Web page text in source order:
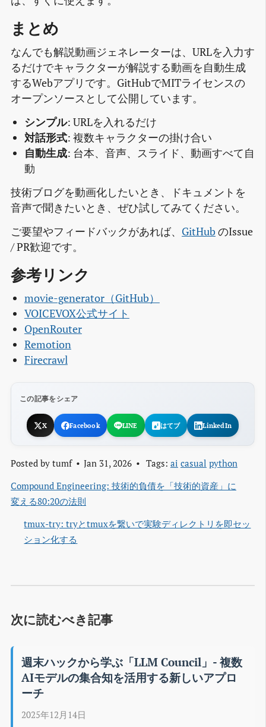
まとめ
なんでも解説動画ジェネレーターは、URLを入力す
るだけでキャラクターが解説する動画を自動生成
するWebアプリです。GitHubでMITライセンスの
オープンソースとして公開しています。
シンプル: URLを入れるだけ
対話形式: 複数キャラクターの掛け合い
自動生成: 台本、音声、スライド、動画すべて自
動
技術ブログを動画化したいとき、ドキュメントを
音声で聞きたいとき、ぜひ試してみてください。
ご要望やフィードバックがあれば、 GitHub のIssue
/ PR歓迎です。
参考リンク
movie-generator（GitHub）
VOICEVOX公式サイト
OpenRouter
Remotion
Firecrawl
この記事をシェア
X Facebook LINE はてブ LinkedIn
Posted by tumf Jan 31, 2026 Tags: ai casual python
Compound Engineering: 技術的負債を「技術的資産」に
変える80:20の法則
tmux-try: tryとtmuxを繋いで実験ディレクトリを即セッ
ション化する
次に読むべき記事
週末ハックから学ぶ「LLM Council」- 複数
AIモデルの集合知を活用する新しいアプロ
ーチ
2025年12月14日